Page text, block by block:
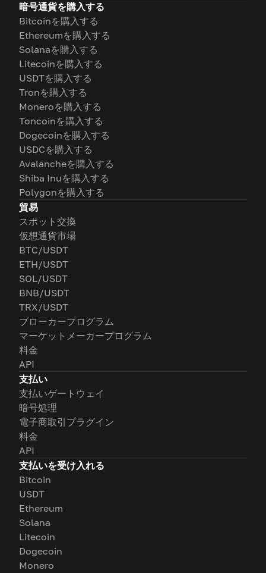
暗号通貨を購入する
Bitcoinを購入する
Ethereumを購入する
Solanaを購入する
Litecoinを購入する
USDTを購入する
Tronを購入する
Moneroを購入する
Toncoinを購入する
Dogecoinを購入する
USDCを購入する
Avalancheを購入する
Shiba Inuを購入する
Polygonを購入する
貿易
スポット交換
仮想通貨市場
BTC/USDT
ETH/USDT
SOL/USDT
BNB/USDT
TRX/USDT
ブローカープログラム
マーケットメーカープログラム
料金
API
支払い
支払いゲートウェイ
暗号処理
電子商取引プラグイン
料金
API
支払いを受け入れる
Bitcoin
USDT
Ethereum
Solana
Litecoin
Dogecoin
Monero